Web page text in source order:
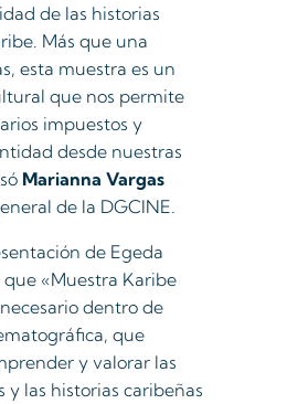
de las historias
Más que una
esta muestra es un
que nos permite
impuestos y
desde nuestras
Marianna Vargas
de la DGCINE.
de Egeda
«Muestra Karibe
dentro de
que
y valorar las
y las historias caribeñas